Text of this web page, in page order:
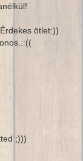
ötlet:))
;)))